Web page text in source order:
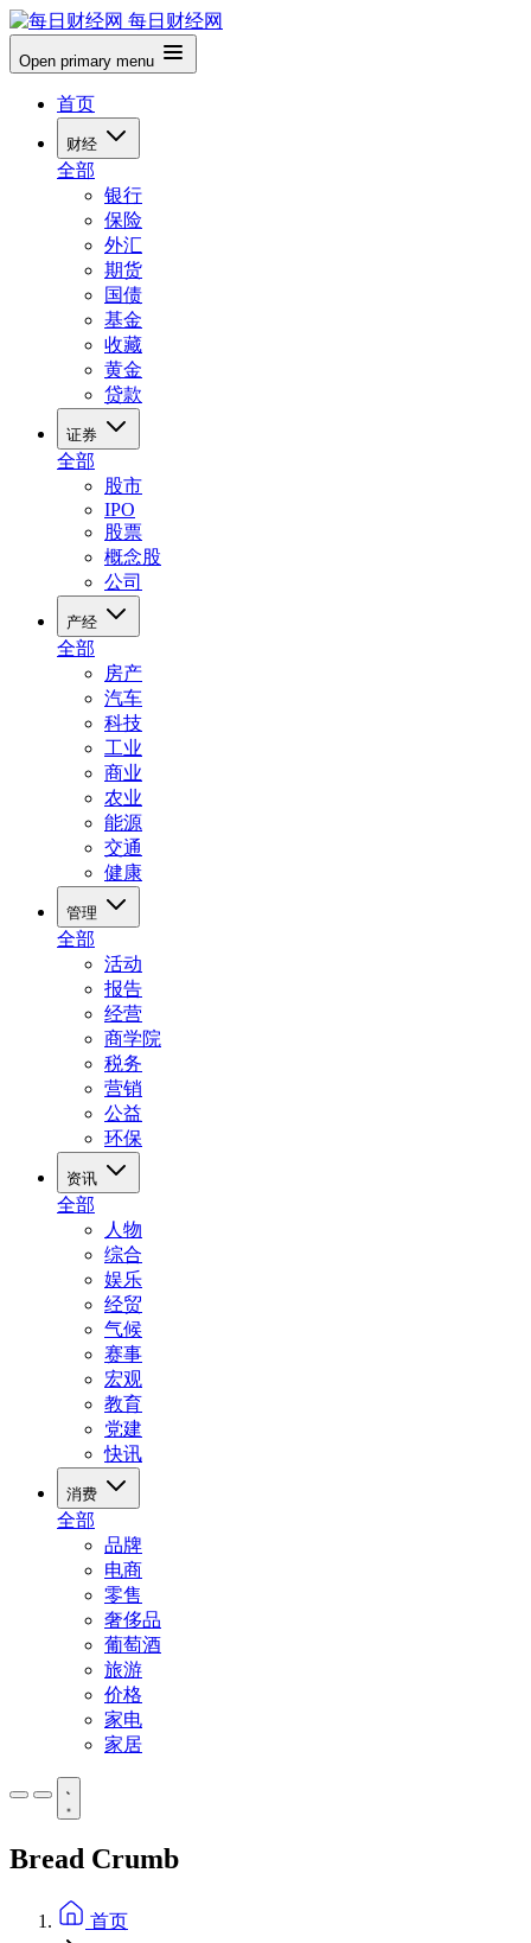
每日财经网
Open primary menu
首页
财经
全部
银行
保险
外汇
期货
国债
基金
收藏
黄金
贷款
证券
全部
股市
IPO
股票
概念股
公司
产经
全部
房产
汽车
科技
工业
商业
农业
能源
交通
健康
管理
全部
活动
报告
经营
商学院
税务
营销
公益
环保
资讯
全部
人物
综合
娱乐
经贸
气候
赛事
宏观
教育
党建
快讯
消费
全部
品牌
电商
零售
奢侈品
葡萄酒
旅游
价格
家电
家居
Bread Crumb
首页